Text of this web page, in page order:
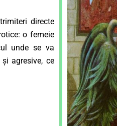
directe
o femeie
unde se va
agresive, ce